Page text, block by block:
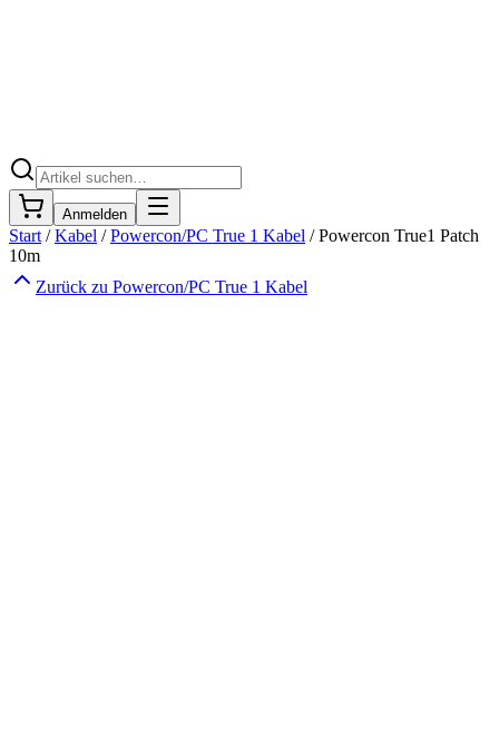
Anmelden
Start /Kabel /Powercon/PC True 1 Kabel /Powercon True1 Patch
10m
Zurück zu Powercon/PC True 1 Kabel